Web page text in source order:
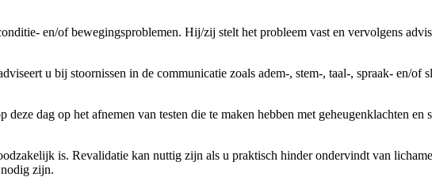
en/of bewegingsproblemen. Hij/zij stelt het probleem vast en vervolgens
u bij stoornissen in de communicatie zoals adem-, stem-, taal-, spraak- en/of
dag op het afnemen van testen die te maken hebben met geheugenklachten en
is. Revalidatie kan nuttig zijn als u praktisch hinder ondervindt van
zijn.